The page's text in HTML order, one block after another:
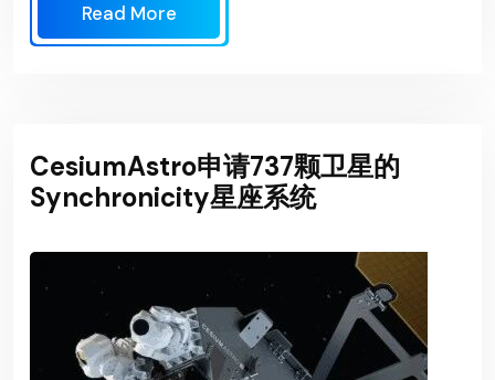
Read More
CesiumAstro申请737颗卫星的
Synchronicity星座系统